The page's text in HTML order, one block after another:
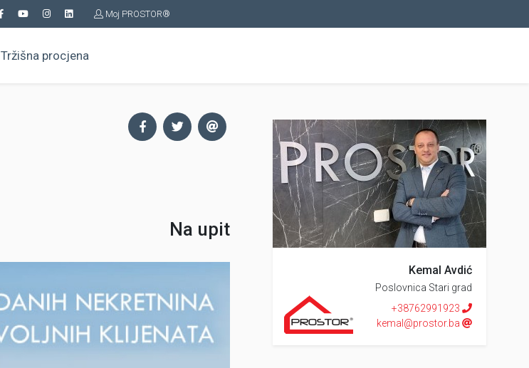
Moj PROSTOR®
Tržišna procjena
Na upit
Kemal Avdić
Poslovnica Stari grad
+38762991923
kemal@prostor.ba